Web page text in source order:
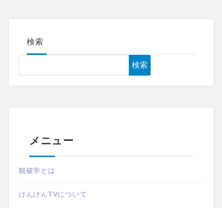
検索
検索
メニュー
観破学とは
けんけんTVについて